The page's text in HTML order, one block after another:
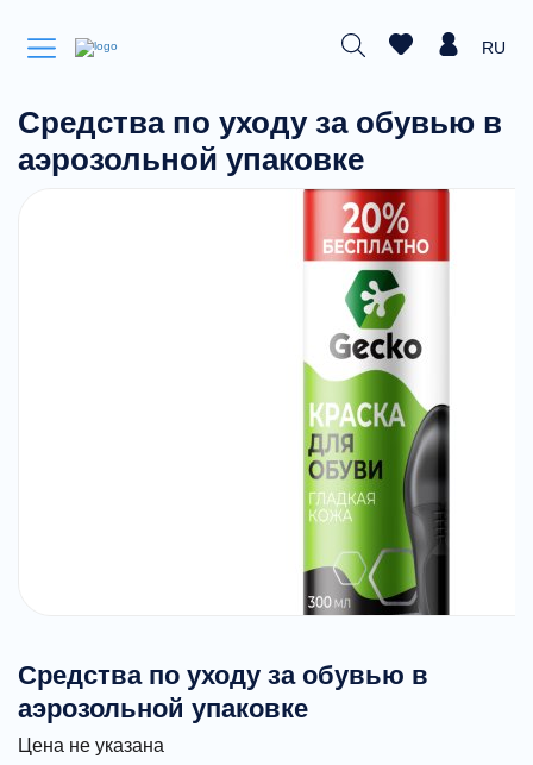
RU
Средства по уходу за обувью в
аэрозольной упаковке
Средства по уходу за обувью в
аэрозольной упаковке
Цена не указана